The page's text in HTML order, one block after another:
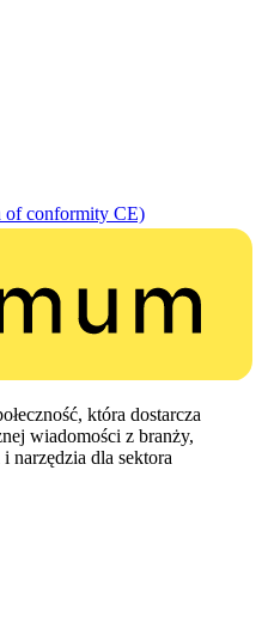
of conformity CE)
która dostarcza
wiadomości z branży,
narzędzia dla sektora